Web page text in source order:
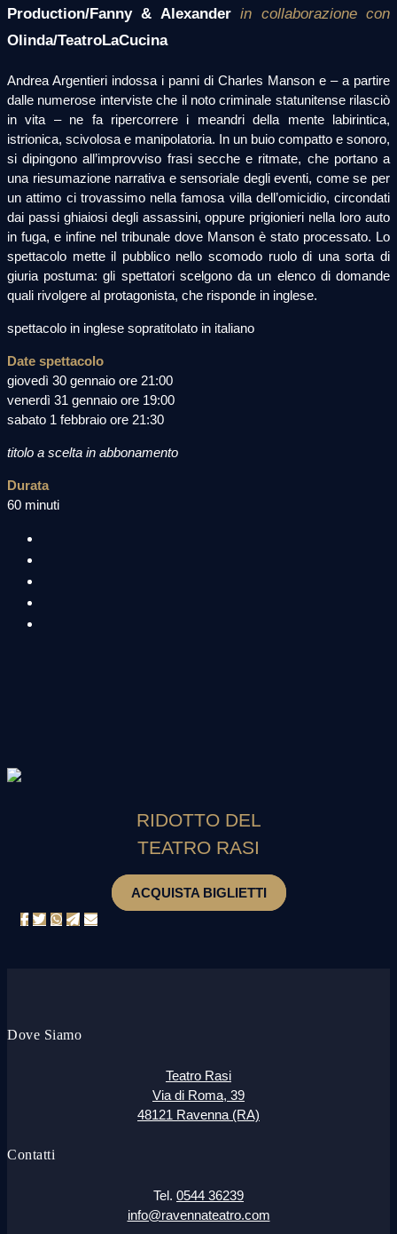
Production/Fanny & Alexanderin collaborazione con
Olinda/TeatroLaCucina
Andrea Argentieri indossa i panni di Charles Manson e – a partire
dalle numerose interviste che il noto criminale statunitense rilasciò
in vita – ne fa ripercorrere i meandri della mente labirintica,
istrionica, scivolosa e manipolatoria. In un buio compatto e sonoro,
si dipingono all’improvviso frasi secche e ritmate, che portano a
una riesumazione narrativa e sensoriale degli eventi, come se per
un attimo ci trovassimo nella famosa villa dell’omicidio, circondati
dai passi ghiaiosi degli assassini, oppure prigionieri nella loro auto
in fuga, e infine nel tribunale dove Manson è stato processato. Lo
spettacolo mette il pubblico nello scomodo ruolo di una sorta di
giuria postuma: gli spettatori scelgono da un elenco di domande
quali rivolgere al protagonista, che risponde in inglese.
spettacolo in inglese sopratitolato in italiano
Date spettacolo
giovedì 30 gennaio ore 21:00
venerdì 31 gennaio ore 19:00
sabato 1 febbraio ore 21:30
titolo a scelta in abbonamento
Durata
60 minuti
RIDOTTO DEL
TEATRO RASI
ACQUISTA BIGLIETTI
Dove Siamo
Teatro Rasi
Via di Roma, 39
48121 Ravenna (RA)
Contatti
Tel. 0544 36239
info@ravennateatro.com